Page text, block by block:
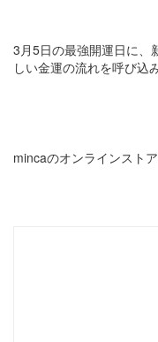
3月5日の最強開運日に、
しい金運の流れを呼び込
mincaのオンラインストア